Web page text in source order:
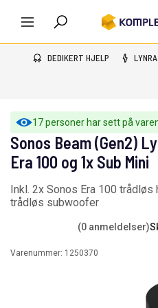
DEDIKERT HJELP
17 personer har sett på
Sonos Beam (Gen2)
Era 100 og 1x Sub Mini
Inkl. 2x Sonos Era 100
trådløs subwoofer
(0 anmeldelser)
Varenummer: 1250370